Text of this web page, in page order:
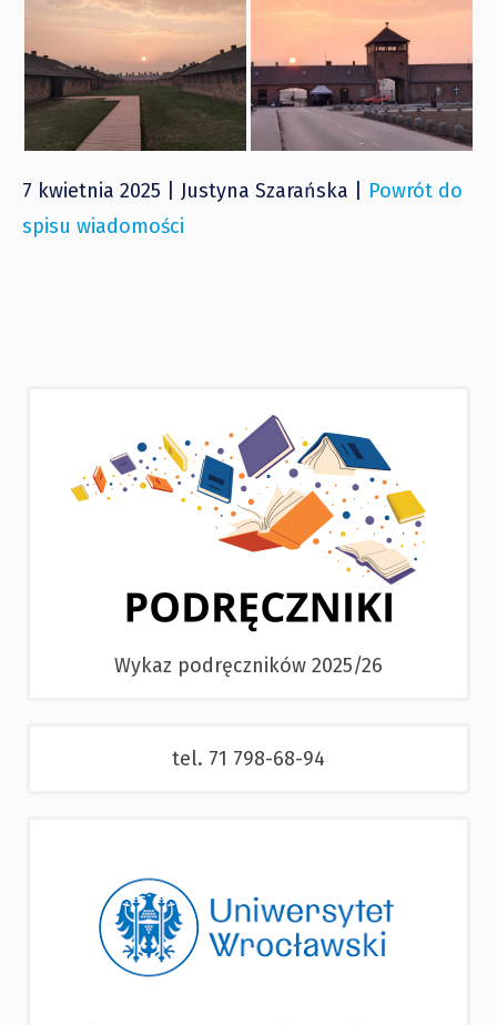
7 kwietnia 2025 | Justyna Szarańska | Powrót do
spisu wiadomości
Wykaz podręczników 2025/26
tel. 71 798-68-94